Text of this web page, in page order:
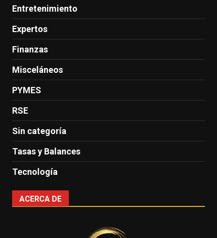
Entretenimiento
Expertos
Finanzas
Misceláneos
PYMES
RSE
Sin categoría
Tasas y Balances
Tecnología
ACERCA DE